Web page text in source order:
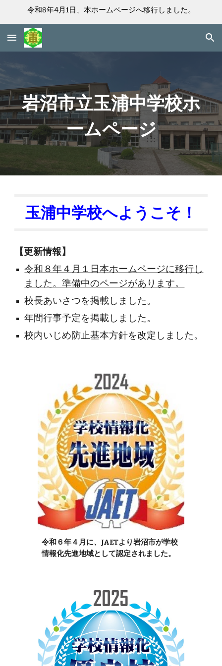
令和8年4月1日、本ホームページへ移行しました。
岩沼市立玉浦中学校ホ
ームページ
玉浦中学校へようこそ！
【更新情報】
令和８年４月１日本ホームページに移行し
ました。準備中のページがあります。
校長あいさつを掲載しました。
年間行事予定を掲載しました。
校内いじめ防止基本方針を改定しました。
令和６年４月に、JAETより岩沼市が学校
情報化先進地域として認定されました。